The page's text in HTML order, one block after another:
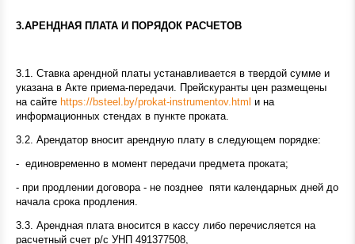
3.АРЕНДНАЯ ПЛАТА И ПОРЯДОК РАСЧЕТОВ
3.1. Ставка арендной платы устанавливается в твердой сумме и
указана в Акте приема-передачи. Прейскуранты цен размещены
на сайте https://bsteel.by/prokat-instrumentov.html и на
информационных стендах в пункте проката.
3.2. Арендатор вносит арендную плату в следующем порядке:
- единовременно в момент передачи предмета проката;
- при продлении договора - не позднее пяти календарных дней до
начала срока продления.
3.3. Арендная плата вносится в кассу либо перечисляется на
расчетный счет р/с УНП 491377508,